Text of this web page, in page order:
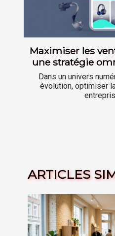
Maximiser les
une stratégie
Dans un univers
évolution, optimiser
ARTICLES